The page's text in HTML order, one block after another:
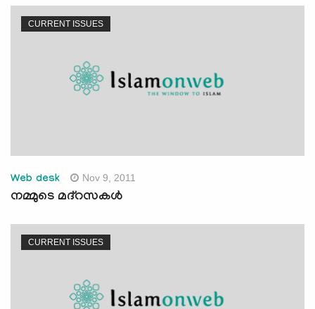
CURRENT ISSUES
Web desk Nov 9, 2011
നമ്മുടെ മദ്‌റസകള്‍
CURRENT ISSUES